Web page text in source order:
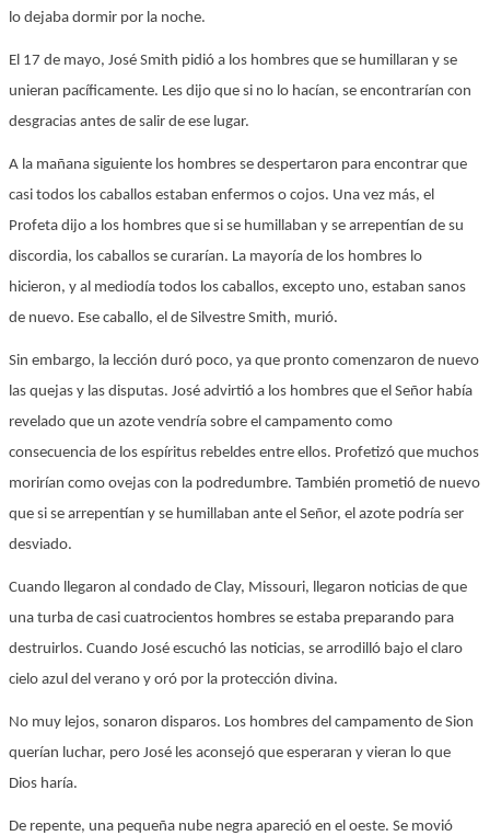
lo dejaba dormir por la noche.
El 17 de mayo, José Smith pidió a los hombres que se humillaran y se
unieran pacíficamente. Les dijo que si no lo hacían, se encontrarían con
desgracias antes de salir de ese lugar.
A la mañana siguiente los hombres se despertaron para encontrar que
casi todos los caballos estaban enfermos o cojos. Una vez más, el
Profeta dijo a los hombres que si se humillaban y se arrepentían de su
discordia, los caballos se curarían. La mayoría de los hombres lo
hicieron, y al mediodía todos los caballos, excepto uno, estaban sanos
de nuevo. Ese caballo, el de Silvestre Smith, murió.
Sin embargo, la lección duró poco, ya que pronto comenzaron de nuevo
las quejas y las disputas. José advirtió a los hombres que el Señor había
revelado que un azote vendría sobre el campamento como
consecuencia de los espíritus rebeldes entre ellos. Profetizó que muchos
morirían como ovejas con la podredumbre. También prometió de nuevo
que si se arrepentían y se humillaban ante el Señor, el azote podría ser
desviado.
Cuando llegaron al condado de Clay, Missouri, llegaron noticias de que
una turba de casi cuatrocientos hombres se estaba preparando para
destruirlos. Cuando José escuchó las noticias, se arrodilló bajo el claro
cielo azul del verano y oró por la protección divina.
No muy lejos, sonaron disparos. Los hombres del campamento de Sion
querían luchar, pero José les aconsejó que esperaran y vieran lo que
Dios haría.
De repente, una pequeña nube negra apareció en el oeste. Se movió